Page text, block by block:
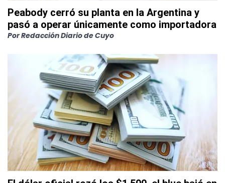
Peabody cerró su planta en la Argentina y
pasó a operar únicamente como importadora
PorRedacción Diario de Cuyo